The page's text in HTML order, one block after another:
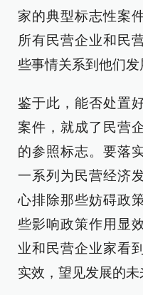
家的典型标志性案
所有民营企业和民
些事情关系到他们发
鉴于此，能否处置
案件，就成了民营
的参照标志。要落
一系列为民营经济
心排除那些妨碍政
些影响政策作用显
业和民营企业家看
实效，望见发展的未